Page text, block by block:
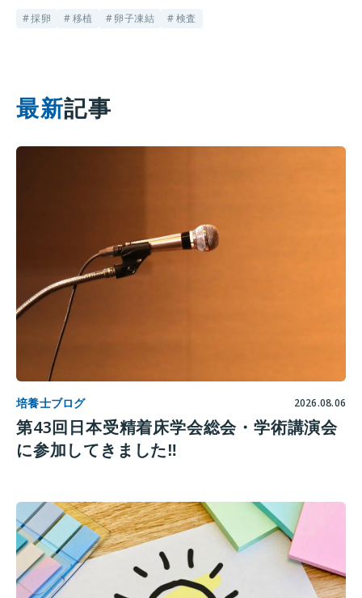
最新記事
培養士ブログ 2026.08.06
第43回日本受精着床学会総会・学術講演会
に参加してきました‼
採卵 移植 卵子凍結 検査